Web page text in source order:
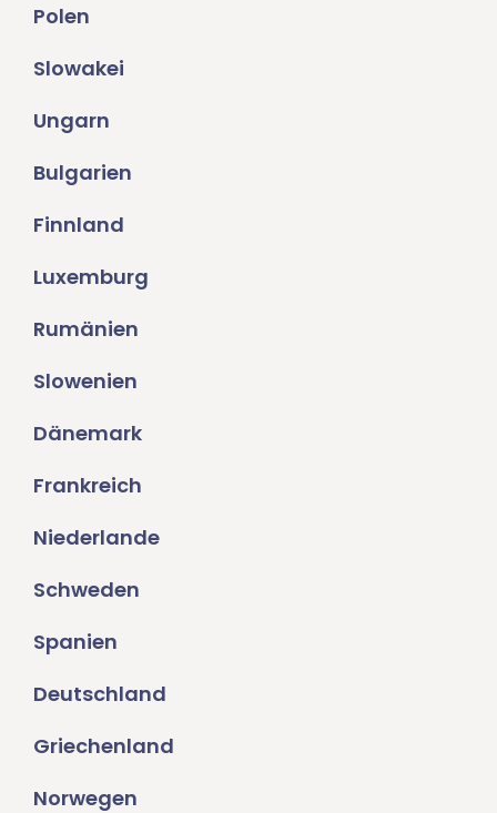
Polen
Slowakei
Ungarn
Bulgarien
Finnland
Luxemburg
Rumänien
Slowenien
Dänemark
Frankreich
Niederlande
Schweden
Spanien
Deutschland
Griechenland
Norwegen